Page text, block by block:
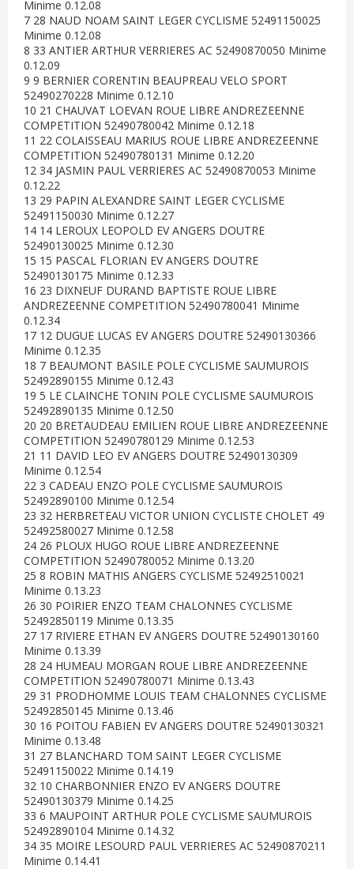
Minime 0.12.08
7 28 NAUD NOAM SAINT LEGER CYCLISME 52491150025
Minime 0.12.08
8 33 ANTIER ARTHUR VERRIERES AC 52490870050 Minime
0.12.09
9 9 BERNIER CORENTIN BEAUPREAU VELO SPORT
52490270228 Minime 0.12.10
10 21 CHAUVAT LOEVAN ROUE LIBRE ANDREZEENNE
COMPETITION 52490780042 Minime 0.12.18
11 22 COLAISSEAU MARIUS ROUE LIBRE ANDREZEENNE
COMPETITION 52490780131 Minime 0.12.20
12 34 JASMIN PAUL VERRIERES AC 52490870053 Minime
0.12.22
13 29 PAPIN ALEXANDRE SAINT LEGER CYCLISME
52491150030 Minime 0.12.27
14 14 LEROUX LEOPOLD EV ANGERS DOUTRE
52490130025 Minime 0.12.30
15 15 PASCAL FLORIAN EV ANGERS DOUTRE
52490130175 Minime 0.12.33
16 23 DIXNEUF DURAND BAPTISTE ROUE LIBRE
ANDREZEENNE COMPETITION 52490780041 Minime
0.12.34
17 12 DUGUE LUCAS EV ANGERS DOUTRE 52490130366
Minime 0.12.35
18 7 BEAUMONT BASILE POLE CYCLISME SAUMUROIS
52492890155 Minime 0.12.43
19 5 LE CLAINCHE TONIN POLE CYCLISME SAUMUROIS
52492890135 Minime 0.12.50
20 20 BRETAUDEAU EMILIEN ROUE LIBRE ANDREZEENNE
COMPETITION 52490780129 Minime 0.12.53
21 11 DAVID LEO EV ANGERS DOUTRE 52490130309
Minime 0.12.54
22 3 CADEAU ENZO POLE CYCLISME SAUMUROIS
52492890100 Minime 0.12.54
23 32 HERBRETEAU VICTOR UNION CYCLISTE CHOLET 49
52492580027 Minime 0.12.58
24 26 PLOUX HUGO ROUE LIBRE ANDREZEENNE
COMPETITION 52490780052 Minime 0.13.20
25 8 ROBIN MATHIS ANGERS CYCLISME 52492510021
Minime 0.13.23
26 30 POIRIER ENZO TEAM CHALONNES CYCLISME
52492850119 Minime 0.13.35
27 17 RIVIERE ETHAN EV ANGERS DOUTRE 52490130160
Minime 0.13.39
28 24 HUMEAU MORGAN ROUE LIBRE ANDREZEENNE
COMPETITION 52490780071 Minime 0.13.43
29 31 PRODHOMME LOUIS TEAM CHALONNES CYCLISME
52492850145 Minime 0.13.46
30 16 POITOU FABIEN EV ANGERS DOUTRE 52490130321
Minime 0.13.48
31 27 BLANCHARD TOM SAINT LEGER CYCLISME
52491150022 Minime 0.14.19
32 10 CHARBONNIER ENZO EV ANGERS DOUTRE
52490130379 Minime 0.14.25
33 6 MAUPOINT ARTHUR POLE CYCLISME SAUMUROIS
52492890104 Minime 0.14.32
34 35 MOIRE LESOURD PAUL VERRIERES AC 52490870211
Minime 0.14.41